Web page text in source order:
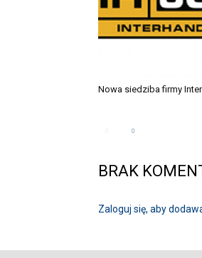
Nowa siedziba firmy
BRAK
Zaloguj się, aby